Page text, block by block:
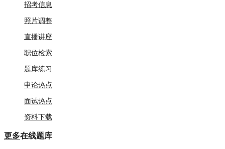
招考信息
照片调整
直播讲座
职位检索
题库练习
申论热点
面试热点
资料下载
更多在线题库